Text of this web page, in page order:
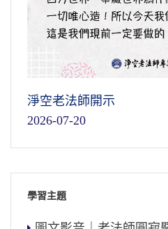
淨空老法師開示
2026-07-20
學習主題